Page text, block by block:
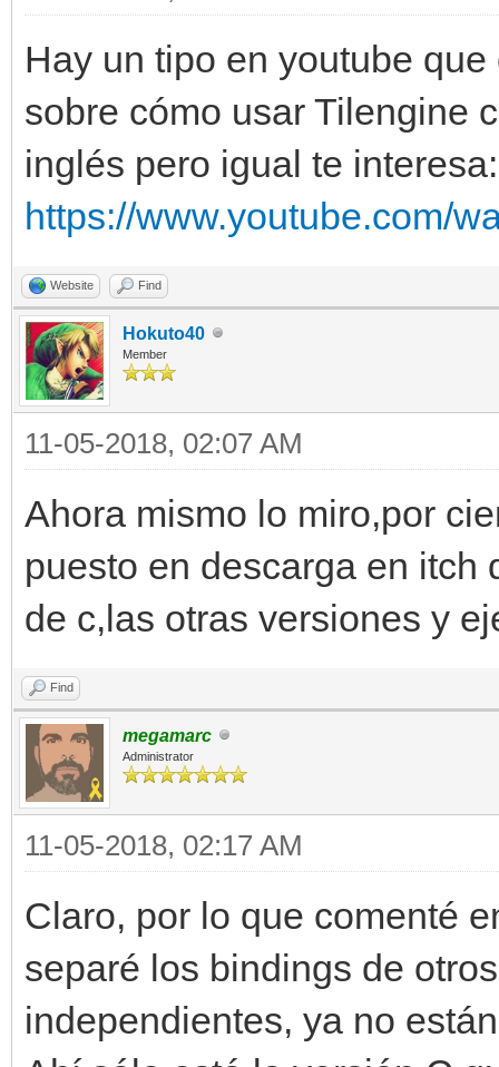
Hay un tipo en youtube
sobre cómo usar Tilengine
inglés pero igual te interesa:
https://www.youtube.com/
Website Find
Hokuto40
Member
11-05-2018, 02:07 AM
Ahora mismo lo miro,por
puesto en descarga en
de c,las otras versiones y
Find
megamarc
Administrator
11-05-2018, 02:17 AM
Claro, por lo que comenté
separé los bindings de
independientes, ya no